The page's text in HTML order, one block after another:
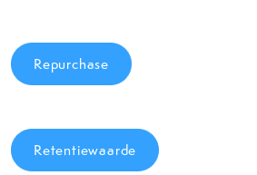
Repurchase
Retentiewaarde